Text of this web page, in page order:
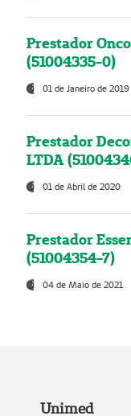
Prestador
(51004335-0)
01 de Janeiro de 2019
Prestador
LTDA
01 de Abril de 2020
Prestador
(51004354-7)
04 de Maio de 2021
Unimed